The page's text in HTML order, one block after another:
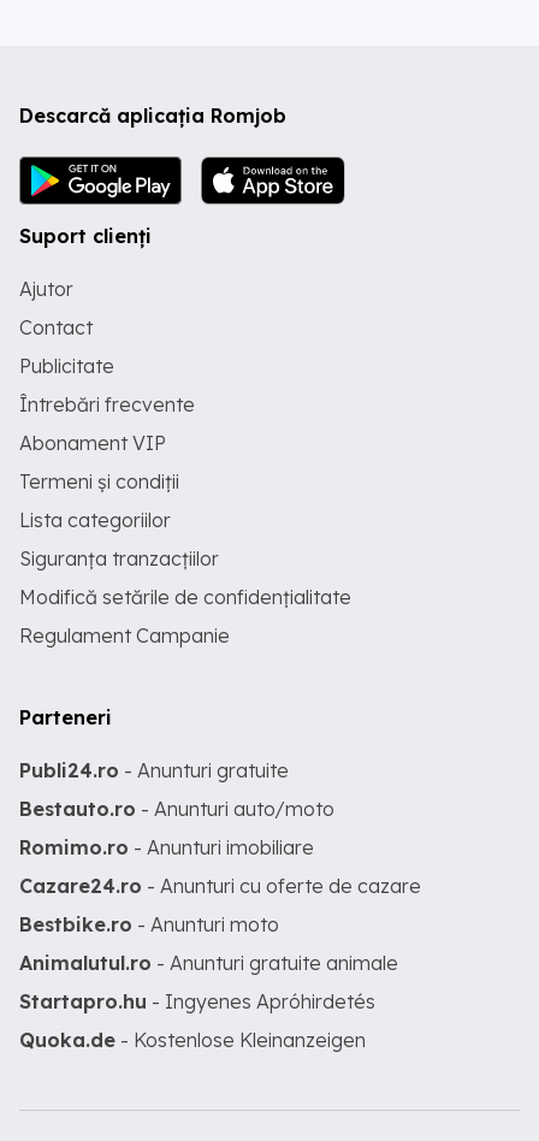
Descarcă aplicația Romjob
Suport clienți
Ajutor
Contact
Publicitate
Întrebări frecvente
Abonament VIP
Termeni și condiții
Lista categoriilor
Siguranța tranzacțiilor
Modifică setările de confidențialitate
Regulament Campanie
Parteneri
Publi24.ro - Anunturi gratuite
Bestauto.ro - Anunturi auto/moto
Romimo.ro - Anunturi imobiliare
Cazare24.ro - Anunturi cu oferte de cazare
Bestbike.ro - Anunturi moto
Animalutul.ro - Anunturi gratuite animale
Startapro.hu - Ingyenes Apróhirdetés
Quoka.de - Kostenlose Kleinanzeigen